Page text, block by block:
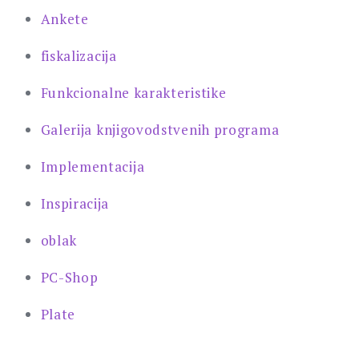
Ankete
fiskalizacija
Funkcionalne karakteristike
Galerija knjigovodstvenih programa
Implementacija
Inspiracija
oblak
PC-Shop
Plate